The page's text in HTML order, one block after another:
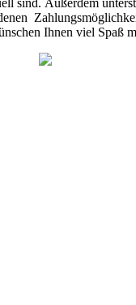
sind. Außerdem
Ihnen viel Spaß